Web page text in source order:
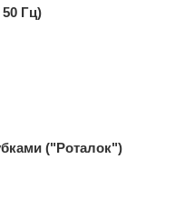
Гц)
("Роталок")